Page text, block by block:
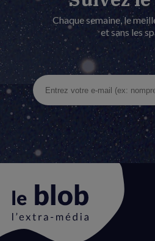
Chaque semaine, le
et sans les